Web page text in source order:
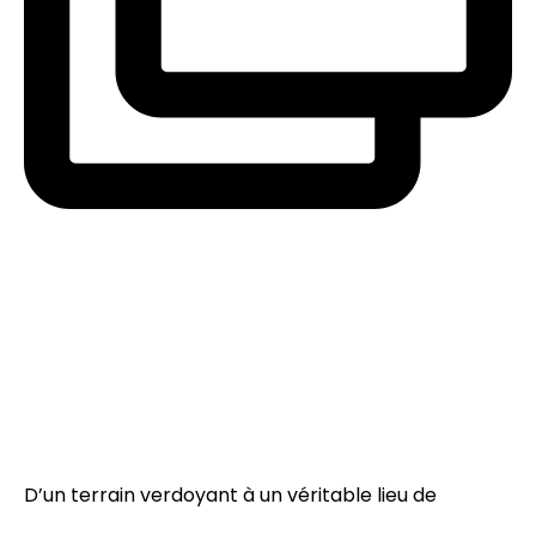
D’un terrain verdoyant à un véritable lieu de